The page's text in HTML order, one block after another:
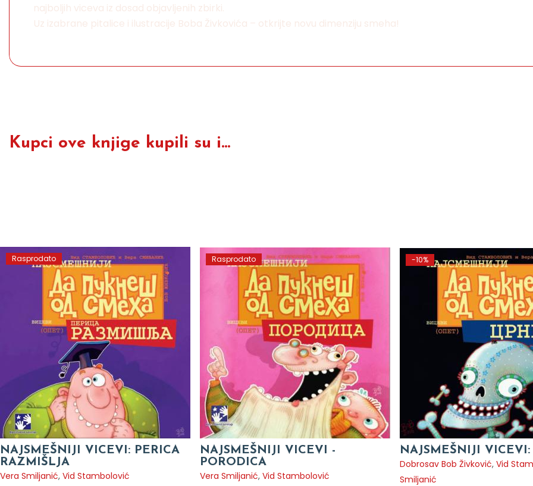
najboljih viceva iz dosad objavljenih zbirki.
Uz izabrane pitalice i ilustracije Boba Živkovića – otkrijte novu dimenziju smeha!
Kupci ove knjige kupili su i...
Rasprodato
NAJSMEŠNIJI VICEVI: PERICA
RAZMIŠLJA
Vera Smiljanić, Vid Stambolović
Rasprodato
NAJSMEŠNIJI VICEVI -
PORODICA
Vera Smiljanić, Vid Stambolović
-10%
NAJSMEŠNIJI
Dobrosav Bob Živković, Vid
Smiljanić